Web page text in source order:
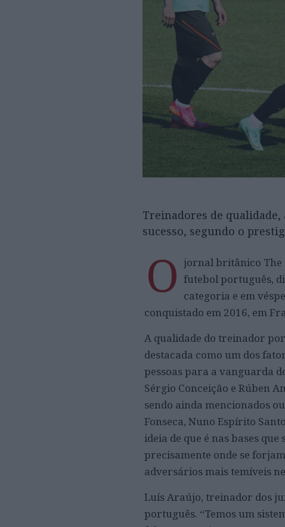
Treinadores de
sucesso, segundo o
O jornal britânico The
futebol português,
categoria e em
conquistado em 2016, em
A qualidade do treinador
destacada como um dos
pessoas para a vanguarda
Sérgio Conceição e Rúben
sendo ainda mencionados
Fonseca, Nuno Espírito
ideia de que é nas bases
precisamente onde se
adversários mais temíveis
Luís Araújo, treinador dos
português. “Temos um